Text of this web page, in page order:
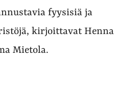
fyysisiä ja
kirjoittavat Henna
Mietola.